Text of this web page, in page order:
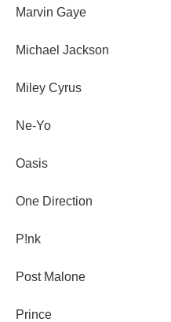
Marvin Gaye
Michael Jackson
Miley Cyrus
Ne-Yo
Oasis
One Direction
P!nk
Post Malone
Prince